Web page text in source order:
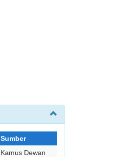
Sumber
Kamus Dewan